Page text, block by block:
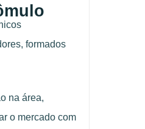
formados
na área,
o mercado com